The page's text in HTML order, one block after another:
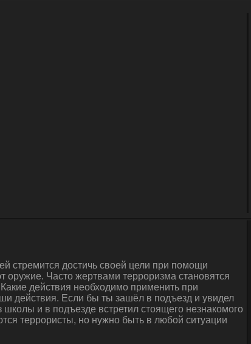
стремится достичь своей цели при помощи
Часто жертвами терроризма становятся
действия необходимо применить при
действия. Если бы ты зашёл в подъезд и увидел
и в подъезде встретил стоящего незнакомого
террористы, но нужно быть в любой ситуации